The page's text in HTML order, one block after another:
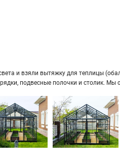
и взяли вы­тяж­ку для теп­ли­цы
под­вес­ные по­лоч­ки и сто­лик.